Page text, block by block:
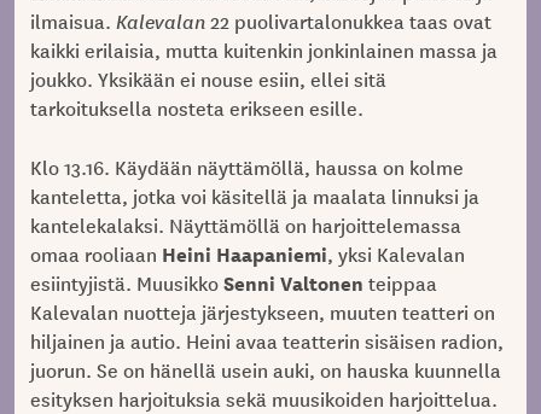
ilmaisua. Kalevalan22 puolivartalonukkea taas ovat
kaikki erilaisia, mutta kuitenkin jonkinlainen massa ja
joukko. Yksikään ei nouse esiin, ellei sitä
tarkoituksella nosteta erikseen esille.
Klo 13.16. Käydään näyttämöllä, haussa on kolme
kanteletta, jotka voi käsitellä ja maalata linnuksi ja
kantelekalaksi. Näyttämöllä on harjoittelemassa
omaa rooliaan Heini Haapaniemi, yksi Kalevalan
esiintyjistä. MuusikkoSenni Valtonen teippaa
Kalevalan nuotteja järjestykseen, muuten teatteri on
hiljainen ja autio. Heini avaa teatterin sisäisen radion,
juorun. Se on hänellä usein auki, on hauska kuunnella
esityksen harjoituksia sekä muusikoiden harjoittelua.